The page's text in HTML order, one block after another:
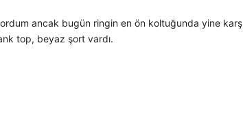
ancak bugün ringin en ön koltuğunda yine
top, beyaz şort vardı.